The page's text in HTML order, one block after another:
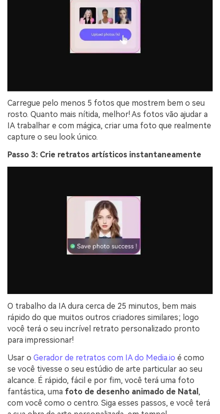
Carregue pelo menos 5 fotos que mostrem bem o seu
rosto. Quanto mais nítida, melhor! As fotos vão ajudar a
IA trabalhar e com mágica, criar uma foto que realmente
capture o seu look único.
Passo 3: Crie retratos artísticos instantaneamente
O trabalho da IA dura cerca de 25 minutos, bem mais
rápido do que muitos outros criadores similares; logo
você terá o seu incrível retrato personalizado pronto
para impressionar!
Usar o Gerador de retratos com IA do Media.io é como
se você tivesse o seu estúdio de arte particular ao seu
alcance. É rápido, fácil e por fim, você terá uma foto
fantástica, uma foto de desenho animado de Natal ,
com você como o centro. Siga esses passos, e você terá